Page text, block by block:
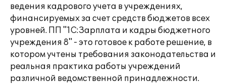
ведения кадрового учета в учреждениях,
финансируемых за счет средств бюджетов всех
уровней. ПП "1С:Зарплата и кадры бюджетного
учреждения 8" - это готовое к работе решение, в
котором учтены требования законодательства и
реальная практика работы учреждений
различной ведомственной принадлежности.